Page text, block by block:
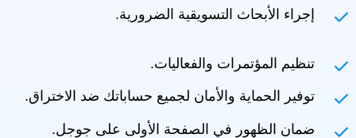
إجراء الأبحاث التسويقية الضرورية.
تنظيم المؤتمرات والفعاليات.
توفير الحماية والأمان لجميع حساباتك ضد الاختراق.
ضمان الظهور في الصفحة الأولى على جوجل.